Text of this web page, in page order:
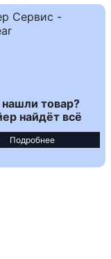
товар?
найдёт всё
Подробнее